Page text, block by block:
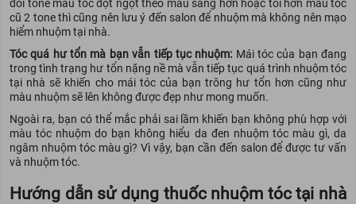
đổi tone màu tóc đột ngột theo màu sáng hơn hoặc tối hơn màu tóc
cũ 2 tone thì cũng nên lưu ý đến salon để nhuộm mà không nên mạo
hiểm nhuộm tại nhà.
Tóc quá hư tổn mà bạn vẫn tiếp tục nhuộm: Mái tóc của bạn đang
trong tình trạng hư tổn nặng nề mà vẫn tiếp tục quá trình nhuộm tóc
tại nhà sẽ khiến cho mái tóc của bạn trông hư tổn hơn cũng như
màu nhuộm sẽ lên không được đẹp như mong muốn.
Ngoài ra, bạn có thể mắc phải sai lầm khiến bạn không phù hợp với
màu tóc nhuộm do bạn không hiểu da đen nhuộm tóc màu gì, da
ngâm nhuộm tóc màu gì? Vì vậy, bạn cần đến salon để được tư vấn
và nhuộm tóc.
Hướng dẫn sử dụng thuốc nhuộm tóc tại nhà